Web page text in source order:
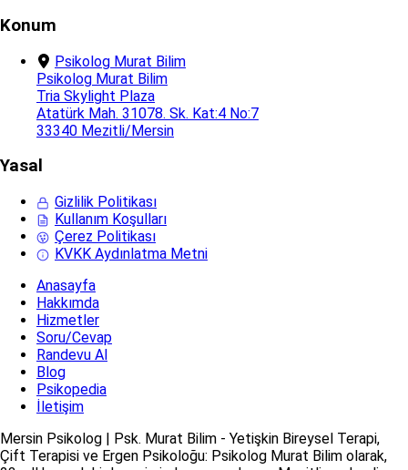
Konum
Psikolog Murat Bilim
Psikolog Murat Bilim
Tria Skylight Plaza
Atatürk Mah. 31078. Sk. Kat:4 No:7
33340 Mezitli/Mersin
Yasal
Gizlilik Politikası
Kullanım Koşulları
Çerez Politikası
KVKK Aydınlatma Metni
Anasayfa
Hakkımda
Hizmetler
Soru/Cevap
Randevu Al
Blog
Psikopedia
İletişim
Mersin Psikolog | Psk. Murat Bilim - Yetişkin Bireysel Terapi,
Çift Terapisi ve Ergen Psikoloğu: Psikolog Murat Bilim olarak,